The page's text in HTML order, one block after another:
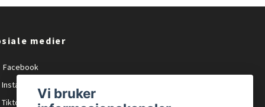
medier
Facebook
Instagram
Tiktok
Vi bruker